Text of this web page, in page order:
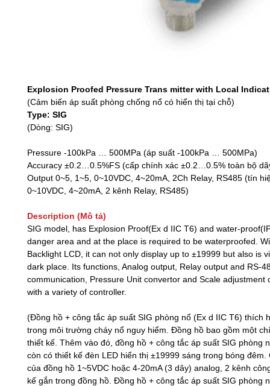
Explosion Proofed Pressure Trans mitter with Local
(Cảm biến áp suất phòng chống nổ có hiển thị tại chỗ)
Type: SIG
(Dòng: SIG)
Pressure -100kPa … 500MPa (áp suất -100kPa … 500MPa)
Accuracy ±0.2…0.5%FS (cấp chính xác ±0.2…0.5% toàn bộ
Output 0~5, 1~5, 0~10VDC, 4~20mA, 2Ch Relay, RS485 (tín
0~10VDC, 4~20mA, 2 kênh Relay, RS485)
Description (Mô tả)
SIG model, has Explosion Proof(Ex d IIC T6) and water-
danger area and at the place is required to be waterproofed.
Backlight LCD, it can not only display up to ±19999 but also is
dark place. Its functions, Analog output, Relay output and RS-
communication, Pressure Unit convertor and Scale adjustment
with a variety of controller.
(Đồng hồ + công tắc áp suất SIG phòng nổ (Ex d IIC T6) thích
trong môi trường cháy nổ nguy hiểm. Đồng hồ bao gồm một
thiết kế. Thêm vào đó, đồng hồ + công tắc áp suất SIG phòng
còn có thiết kế đèn LED hiển thị ±19999 sáng trong bóng đêm.
của đồng hồ 1~5VDC hoặc 4-20mA (3 dây) analog, 2 kênh
kế gắn trong đồng hồ. Đồng hồ + công tắc áp suất SIG phòng